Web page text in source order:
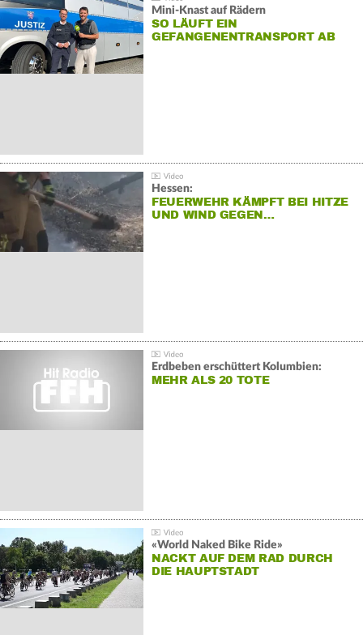
Mini-Knast auf Rädern
SO LÄUFT EIN
GEFANGENENTRANSPORT AB
Hessen:
FEUERWEHR KÄMPFT BEI HITZE
UND WIND GEGEN…
Erdbeben erschüttert Kolumbien:
MEHR ALS 20 TOTE
«World Naked Bike Ride»
NACKT AUF DEM RAD DURCH
DIE HAUPTSTADT